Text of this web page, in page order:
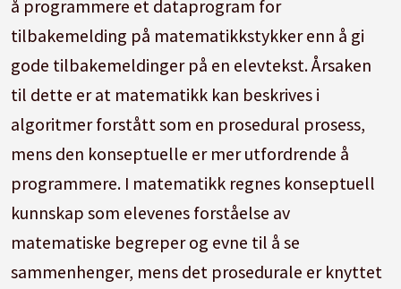
å programmere et dataprogram for
tilbakemelding på matematikkstykker enn å gi
gode tilbakemeldinger på en elevtekst. Årsaken
til dette er at matematikk kan beskrives i
algoritmer forstått som en prosedural prosess,
mens den konseptuelle er mer utfordrende å
programmere. I matematikk regnes konseptuell
kunnskap som elevenes forståelse av
matematiske begreper og evne til å se
sammenhenger, mens det prosedurale er knyttet